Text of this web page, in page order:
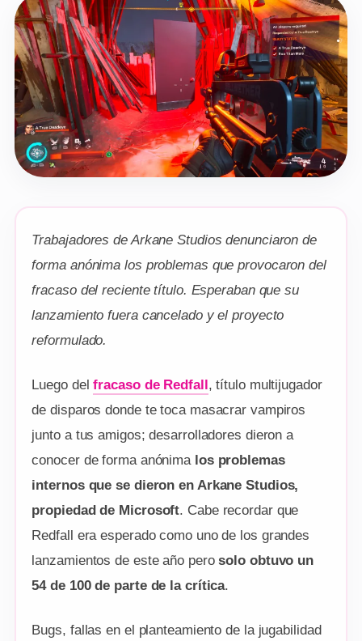
Trabajadores de Arkane Studios denunciaron de
forma anónima los problemas que provocaron del
fracaso del reciente título. Esperaban que su
lanzamiento fuera cancelado y el proyecto
reformulado.
Luego delfracaso de Redfall, título multijugador
de disparos donde te toca masacrar vampiros
junto a tus amigos; desarrolladores dieron a
conocer de forma anónima los problemas
internos que se dieron en Arkane Studios,
propiedad de Microsoft. Cabe recordar que
Redfall era esperado como uno de los grandes
lanzamientos de este año perosolo obtuvo un
54 de 100 de parte de la crítica.
Bugs, fallas en el planteamiento de la jugabilidad